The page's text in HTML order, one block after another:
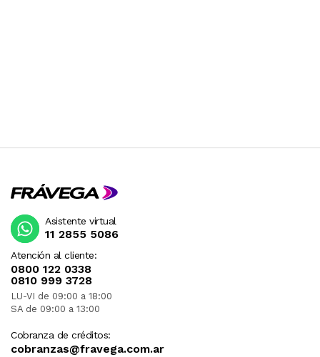
Atención al cliente:
0800 122 0338
0810 999 3728
LU-VI de 09:00 a 18:00
SA de 09:00 a 13:00
Cobranza de créditos:
cobranzas@fravega.com.ar
Asistente virtual
11 2855 5086